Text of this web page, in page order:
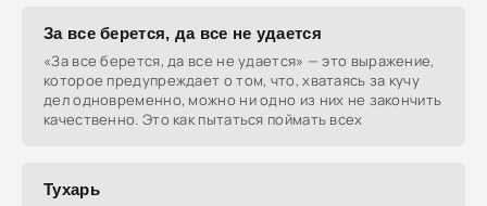
За все берется, да все не удается
«За все берется, да все не удается» — это выражение,
которое предупреждает о том, что, хватаясь за кучу
дел одновременно, можно ни одно из них не закончить
качественно. Это как пытаться поймать всех
Тухарь